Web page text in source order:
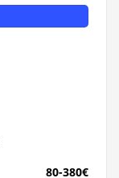
80-380€